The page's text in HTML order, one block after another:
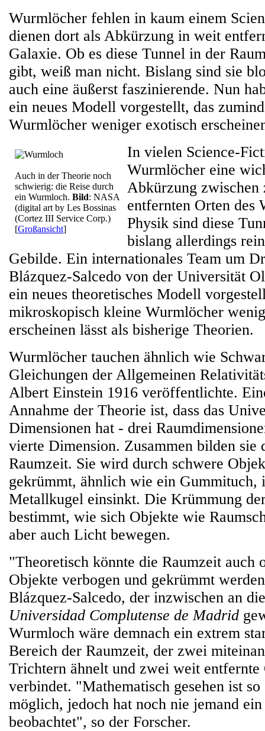
Wurmlöcher fehlen in kaum einem
dienen dort als Abkürzung in weit
Galaxie. Ob es diese Tunnel in der
gibt, weiß man nicht. Bislang sind sie
auch eine äußerst faszinierende. Nun
ein neues Modell vorgestellt, das
Wurmlöcher weniger exotisch
Auch in der Theorie noch
schwierig: die Reise durch
ein Wurmloch. Bild: NASA
(digital art by Les Bossinas
(Cortez III Service Corp.)
[Großansicht]
In vielen Science-
Wurmlöcher eine
Abkürzung zwischen
entfernten Orten des
Physik sind diese
bislang allerdings
Gebilde. Ein internationales Team um
Blázquez-Salcedo von der Universität
ein neues theoretisches Modell
mikroskopisch kleine Wurmlöcher
erscheinen lässt als bisherige Theorien.
Wurmlöcher tauchen ähnlich wie
Gleichungen der Allgemeinen
Albert Einstein 1916 veröffentlichte.
Annahme der Theorie ist, dass das
Dimensionen hat - drei
vierte Dimension. Zusammen bilden sie
Raumzeit. Sie wird durch schwere
gekrümmt, ähnlich wie ein Gummituch,
Metallkugel einsinkt. Die Krümmung
bestimmt, wie sich Objekte wie
aber auch Licht bewegen.
"Theoretisch könnte die Raumzeit auch
Objekte verbogen und gekrümmt
Blázquez-Salcedo, der inzwischen an
Universidad Complutense de Madrid
Wurmloch wäre demnach ein extrem
Bereich der Raumzeit, der zwei
Trichtern ähnelt und zwei weit
verbindet. "Mathematisch gesehen ist
möglich, jedoch hat noch nie jemand
beobachtet", so der Forscher.